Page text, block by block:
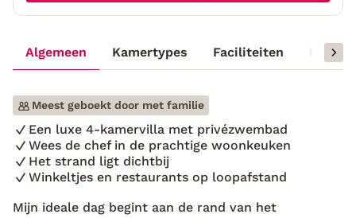
Algemeen Kamertypes Faciliteiten
Meest geboekt door met familie
Een luxe 4-kamervilla met privézwembad
Wees de chef in de prachtige woonkeuken
Het strand ligt dichtbij
Winkeltjes en restaurants op loopafstand
Mijn ideale dag begint aan de rand van het